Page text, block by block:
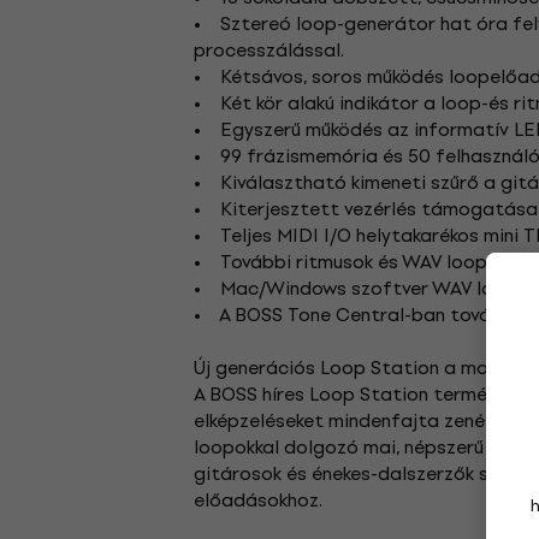
• Sztereó loop-generátor hat óra
processzálással.
• Kétsávos, soros működés
• Két kör alakú indikátor a loop-és
• Egyszerű működés az informatív
• 99 frázismemória és 50
• Kiválasztható kimeneti szűrő a
• Kiterjesztett vezérlés támogatása
• Teljes MIDI I/O helytakarékos mini
• További ritmusok és WAV loop-ok
• Mac/Windows szoftver WAV
• A BOSS Tone Central-ban
Új generációs Loop Station a modern
A BOSS híres Loop Station termékei
elképzeléseket mindenfajta zenész
loopokkal dolgozó mai, népszerű
gitárosok és énekes-dalszerzők
előadásokhoz.